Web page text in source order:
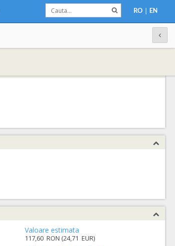
RO | EN
Valoare estimata
117,60 RON (24,71 EUR)